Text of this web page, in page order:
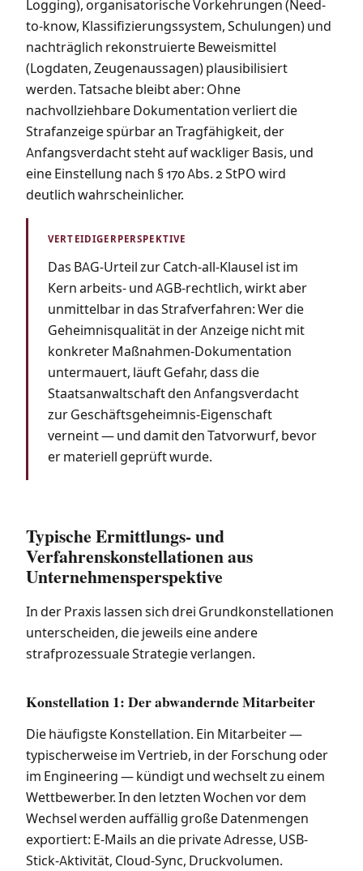
Logging), organisatorische Vorkehrungen (Need-
to-know, Klassifizierungssystem, Schulungen) und
nachträglich rekonstruierte Beweismittel
(Logdaten, Zeugenaussagen) plausibilisiert
werden. Tatsache bleibt aber: Ohne
nachvollziehbare Dokumentation verliert die
Strafanzeige spürbar an Tragfähigkeit, der
Anfangsverdacht steht auf wackliger Basis, und
eine Einstellung nach § 170 Abs. 2 StPO wird
deutlich wahrscheinlicher.
Das BAG-Urteil zur Catch-all-Klausel ist im
Kern arbeits- und AGB-rechtlich, wirkt aber
unmittelbar in das Strafverfahren: Wer die
Geheimnisqualität in der Anzeige nicht mit
konkreter Maßnahmen-Dokumentation
untermauert, läuft Gefahr, dass die
Staatsanwaltschaft den Anfangsverdacht
zur Geschäftsgeheimnis-Eigenschaft
verneint — und damit den Tatvorwurf, bevor
er materiell geprüft wurde.
Typische Ermittlungs- und
Verfahrenskonstellationen aus
Unternehmensperspektive
In der Praxis lassen sich drei Grundkonstellationen
unterscheiden, die jeweils eine andere
strafprozessuale Strategie verlangen.
Konstellation 1: Der abwandernde Mitarbeiter
Die häufigste Konstellation. Ein Mitarbeiter —
typischerweise im Vertrieb, in der Forschung oder
im Engineering — kündigt und wechselt zu einem
Wettbewerber. In den letzten Wochen vor dem
Wechsel werden auffällig große Datenmengen
exportiert: E-Mails an die private Adresse, USB-
Stick-Aktivität, Cloud-Sync, Druckvolumen.